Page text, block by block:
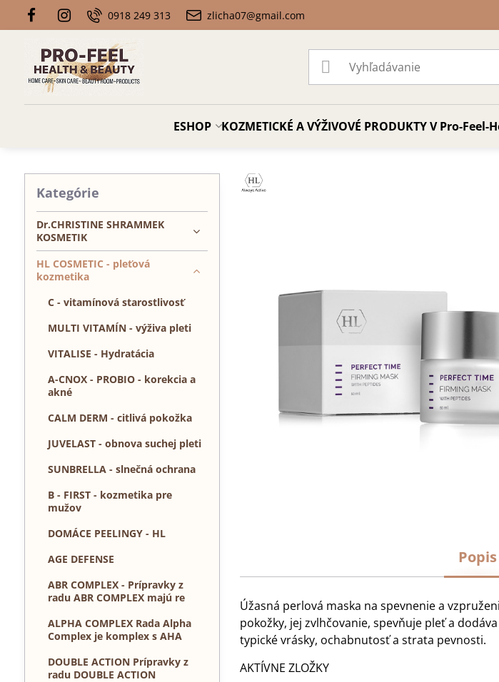
0918 249 313 zlicha07@gmail.com
ESHOP KOZMETICKÉ A VÝŽIVOVÉ PRODUKTY V Pro-
Popis
Úžasná perlová maska na spevnenie a
pokožky, jej zvlhčovanie, spevňuje pleť a
typické vrásky, ochabnutosť a strata pevnosti.
AKTÍVNE ZLOŽKY
Kategórie
Dr.CHRISTINE SHRAMMEK
KOSMETIK
HL COSMETIC - pleťová
kozmetika
C - vitamínová starostlivosť
MULTI VITAMÍN - výživa pleti
VITALISE - Hydratácia
A-CNOX - PROBIO - korekcia a
akné
CALM DERM - citlivá pokožka
JUVELAST - obnova suchej pleti
SUNBRELLA - slnečná ochrana
B - FIRST - kozmetika pre
mužov
DOMÁCE PEELINGY - HL
AGE DEFENSE
ABR COMPLEX - Prípravky z
radu ABR COMPLEX majú re
ALPHA COMPLEX Rada Alpha
Complex je komplex s AHA
DOUBLE ACTION Prípravky z
radu DOUBLE ACTION